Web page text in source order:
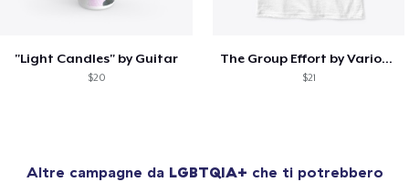
"Light Candles" by Guitar
$20
The Group Effort by Various Artists
$21
Altre campagne da LGBTQIA+ che ti potrebbero